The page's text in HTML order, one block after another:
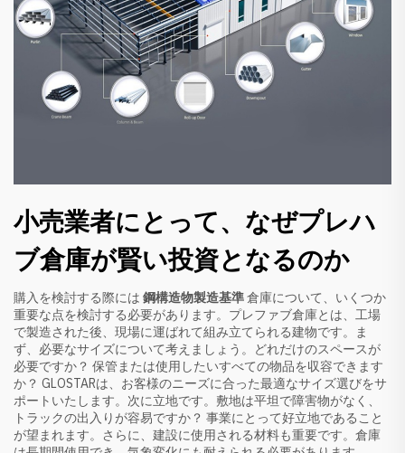
小売業者にとって、なぜプレハ
ブ倉庫が賢い投資となるのか
購入を検討する際には 鋼構造物製造基準倉庫について、いくつか
重要な点を検討する必要があります。プレファブ倉庫とは、工場
で製造された後、現場に運ばれて組み立てられる建物です。ま
ず、必要なサイズについて考えましょう。どれだけのスペースが
必要ですか？ 保管または使用したいすべての物品を収容できます
か？ GLOSTARは、お客様のニーズに合った最適なサイズ選びをサ
ポートいたします。次に立地です。敷地は平坦で障害物がなく、
トラックの出入りが容易ですか？ 事業にとって好立地であること
が望まれます。さらに、建設に使用される材料も重要です。倉庫